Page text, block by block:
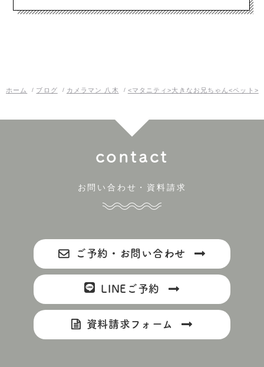
ホーム ブログ カメラマン 八木 <マタニティ>大きなお兄ちゃん<ペット>
contact
お問い合わせ・資料請求
ご予約・お問い合わせ
LINEご予約
資料請求フォーム